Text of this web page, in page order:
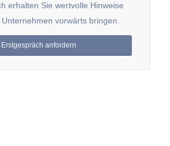
erhalten Sie wertvolle Hinweise
vorwärts bringen.
Erstgespräch anfordern